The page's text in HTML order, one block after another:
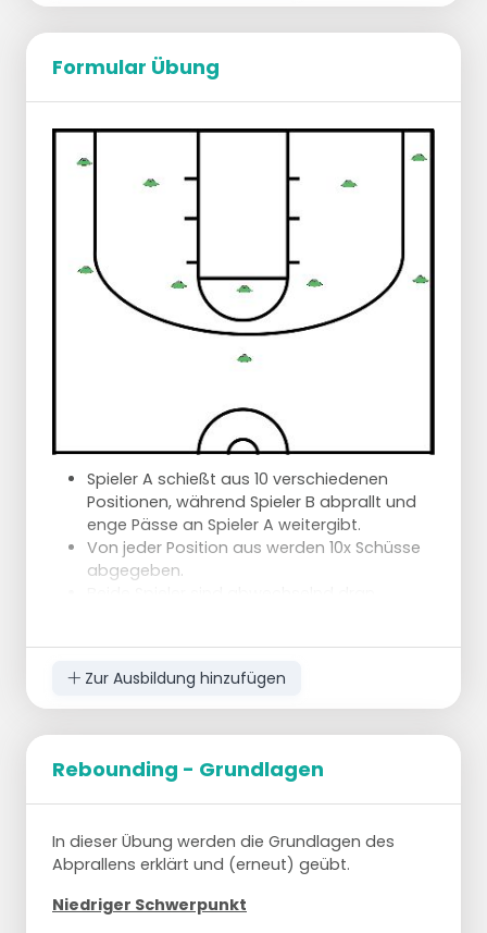
Team Blau sorgt für einen guten Abschluss
Team Rot und Blau kämpfen um den
Rebound
Nach dem Rebound gibt es eine 2 gegen 2
Situation und das Spiel geht weiter, bis es
Abschluss bedeutet.
Verteilen Sie die Spieler in einer großen
Gruppe auf mehrere Körbe.
Formular Übung
Spieler A schießt aus 10 verschiedenen
Positionen, während Spieler B abprallt und
enge Pässe an Spieler A weitergibt.
Von jeder Position aus werden 10x Schüsse
abgegeben.
Das Ziel dieser Übung ist es, sich
ausschließlich auf Ihre Form zu
konzentrieren.
Am Ende der Übung wird gefragt, wer von
Selbstmordschuss aus, sollte das Ergebnis
vergessen werden, führen beide Spieler einen
Zur Ausbildung hinzufügen
Rebounding - Grundlagen
In dieser Übung werden die Grundlagen des
Abprallens erklärt und (erneut) geübt.
Niedriger Schwerpunkt